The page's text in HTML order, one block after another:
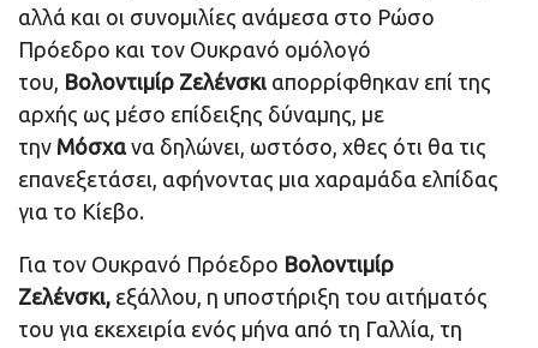
αλλά και οι συνομιλίες ανάμεσα στο Ρώσο
Πρόεδρο και τον Ουκρανό ομόλογό
του, Βολοντιμίρ Ζελένσκι απορρίφθηκαν επί της
αρχής ως μέσο επίδειξης δύναμης, με
την Μόσχανα δηλώνει, ωστόσο, χθες ότι θα τις
επανεξετάσει, αφήνοντας μια χαραμάδα ελπίδας
για το Κίεβο.
Για τον Ουκρανό Πρόεδρο Βολοντιμίρ
Ζελένσκι, εξάλλου, η υποστήριξη του αιτήματός
του για εκεχειρία ενός μήνα από τη Γαλλία, τη